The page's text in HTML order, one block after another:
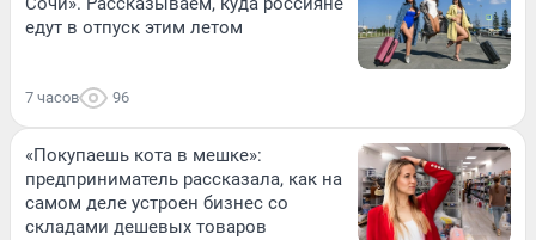
едут в отпуск этим летом
7 часов 96
«Покупаешь кота в мешке»:
предприниматель рассказала, как на
самом деле устроен бизнес со
складами дешевых товаров